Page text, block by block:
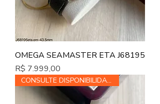
OMEGA SEAMASTER ETA J68195
Preço
R$ 7.999,00
CONSULTE DISPONIBILIDADE